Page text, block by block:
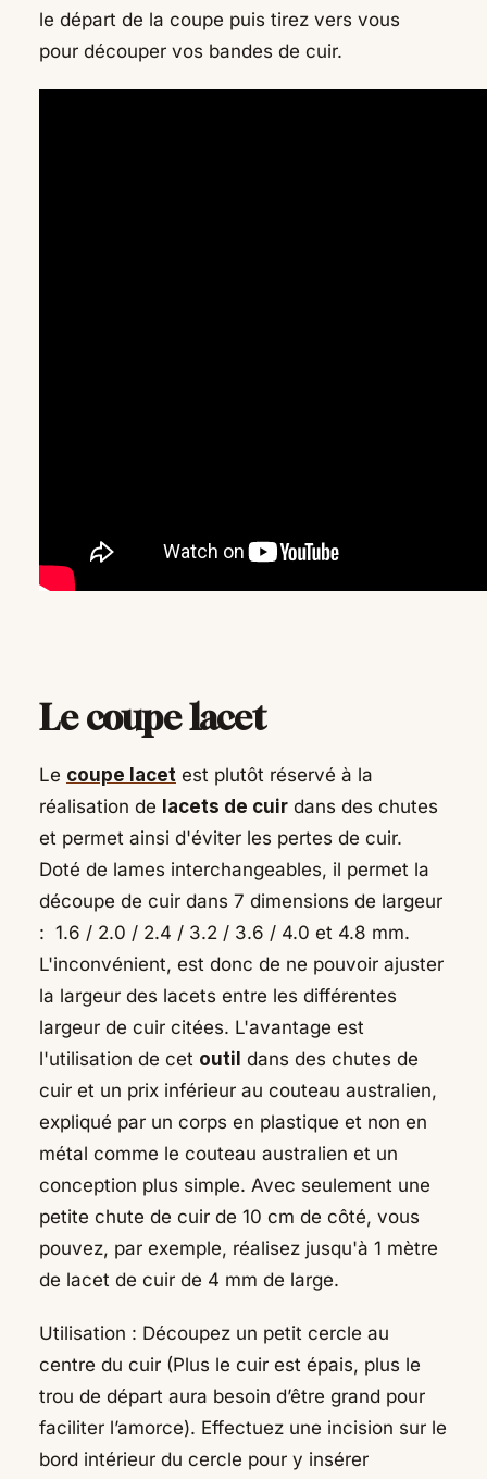
le départ de la coupe puis tirez vers vous
pour découper vos bandes de cuir.
Le coupe lacet
Le coupe lacet est plutôt réservé à la
réalisation de lacets de cuir dans des chutes
et permet ainsi d'éviter les pertes de cuir.
Doté de lames interchangeables, il permet la
découpe de cuir dans 7 dimensions de largeur
: 1.6 / 2.0 / 2.4 / 3.2 / 3.6 / 4.0 et 4.8 mm.
L'inconvénient, est donc de ne pouvoir ajuster
la largeur des lacets entre les différentes
largeur de cuir citées. L'avantage est
l'utilisation de cet outil dans des chutes de
cuir et un prix inférieur au couteau australien,
expliqué par un corps en plastique et non en
métal comme le couteau australien et un
conception plus simple. Avec seulement une
petite chute de cuir de 10 cm de côté, vous
pouvez, par exemple, réalisez jusqu'à 1 mètre
de lacet de cuir de 4 mm de large.
Utilisation : Découpez un petit cercle au
centre du cuir (Plus le cuir est épais, plus le
trou de départ aura besoin d’être grand pour
faciliter l’amorce). Effectuez une incision sur le
bord intérieur du cercle pour y insérer